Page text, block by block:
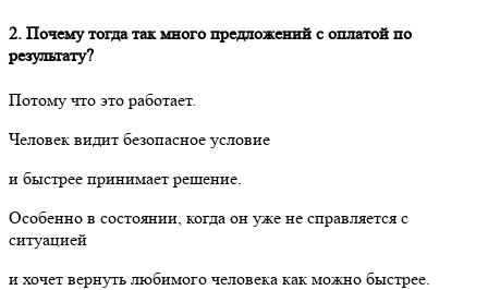
2. Почему тогда так много предложений с оплатой по
результату?
Потому что это работает.
Человек видит безопасное условие
и быстрее принимает решение.
Особенно в состоянии, когда он уже не справляется с
ситуацией
и хочет вернуть любимого человека как можно быстрее.